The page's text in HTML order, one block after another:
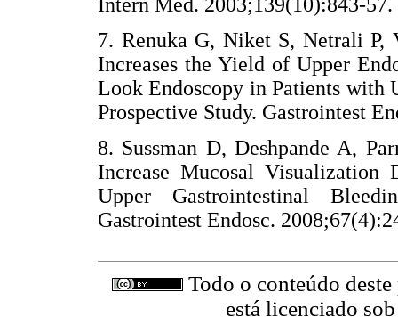
Intern Med.
7. Renuka G, Niket S, Netrali
Increases the Yield of Upper
Look Endoscopy in Patients with
Prospective Study.
8. Sussman D, Deshpande A,
Increase Mucosal
Upper Gastrointestinal
Gastrointest Endosc.
Todo o conteúdo
está licenciado